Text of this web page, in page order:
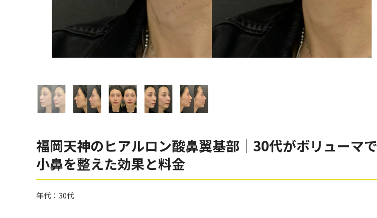
ほうれい線
性別から探す
男性
Age
年代から探す
福岡天神のヒアルロン酸鼻翼基部｜30代がボリューマで
小鼻を整えた効果と料金
年代： 30代